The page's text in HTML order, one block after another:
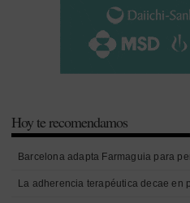
Hoy te recomendamos
Barcelona adapta Farmaguia para
La adherencia terapéutica decae en